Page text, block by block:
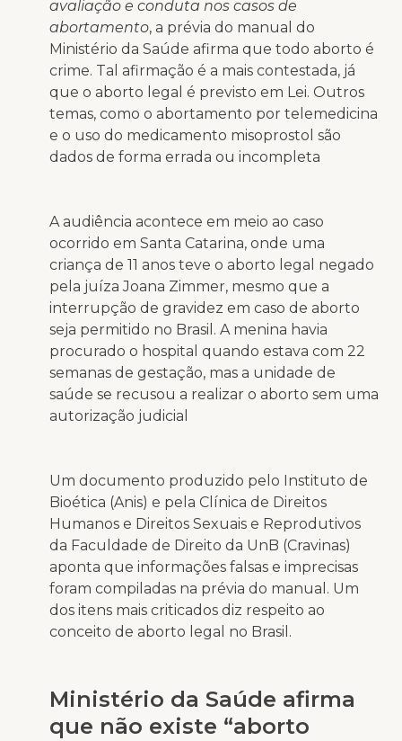
avaliação e conduta nos casos de
abortamento, a prévia do manual do
Ministério da Saúde afirma que todo aborto é
crime. Tal afirmação é a mais contestada, já
que o aborto legal é previsto em Lei. Outros
temas, como o abortamento por telemedicina
e o uso do medicamento misoprostol são
dados de forma errada ou incompleta
A audiência acontece em meio ao caso
ocorrido em Santa Catarina, onde uma
criança de 11 anos teve o aborto legal negado
pela juíza Joana Zimmer, mesmo que a
interrupção de gravidez em caso de aborto
seja permitido no Brasil. A menina havia
procurado o hospital quando estava com 22
semanas de gestação, mas a unidade de
saúde se recusou a realizar o aborto sem uma
autorização judicial
Um documento produzido pelo Instituto de
Bioética (Anis) e pela Clínica de Direitos
Humanos e Direitos Sexuais e Reprodutivos
da Faculdade de Direito da UnB (Cravinas)
aponta que informações falsas e imprecisas
foram compiladas na prévia do manual. Um
dos itens mais criticados diz respeito ao
conceito de aborto legal no Brasil.
Ministério da Saúde afirma
que não existe “aborto